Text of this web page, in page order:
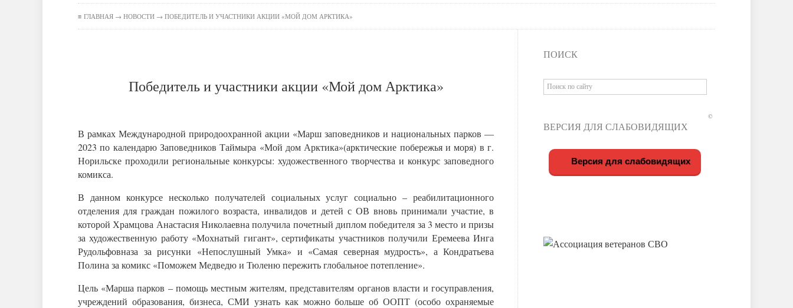
≡ ГЛАВНАЯ → НОВОСТИ → ПОБЕДИТЕЛЬ И УЧАСТНИКИ АКЦИИ «МОЙ ДОМ АРКТИКА»
Победитель и участники акции «Мой дом Арктика»
В рамках Международной природоохранной акции «Марш заповедников и национальных парков —
2023 по календарю Заповедников Таймыра «Мой дом Арктика»(арктические побережья и моря) в г.
Норильске проходили региональные конкурсы: художественного творчества и конкурс заповедного
комикса.
В данном конкурсе несколько получателей социальных услуг социально – реабилитационного
отделения для граждан пожилого возраста, инвалидов и детей с ОВ вновь принимали участие, в
которой Храмцова Анастасия Николаевна получила почетный диплом победителя за 3 место и призы
за художественную работу «Мохнатый гигант», сертификаты участников получили Еремеева Инга
Рудольфовназа за рисунки «Непослушный Умка» и «Самая северная мудрость», а Кондратьева
Полина за комикс «Поможем Медведю и Тюленю пережить глобальное потепление».
Цель «Марша парков – помощь местным жителям, представителям органов власти и госуправления,
учреждений образования, бизнеса, СМИ узнать как можно больше об ООПТ (особо охраняемые
ПОИСК
ВЕРСИЯ ДЛЯ СЛАБОВИДЯЩИХ
Версия для слабовидящих
©